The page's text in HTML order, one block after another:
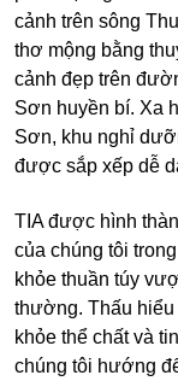
cảnh trên sông
thơ mộng bằng
cảnh đẹp trên
Sơn huyền bí. Xa
Sơn, khu nghỉ
được sắp xếp dễ
TIA được hình
của chúng tôi
khỏe thuần túy
thường. Thấu
khỏe thể chất và
chúng tôi hướng